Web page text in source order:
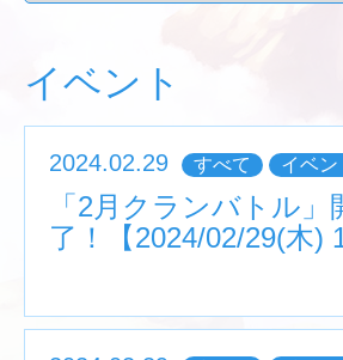
イベント
2024.02.29 すべて イベン
「2月クランバトル」
了！【2024/02/29(木)